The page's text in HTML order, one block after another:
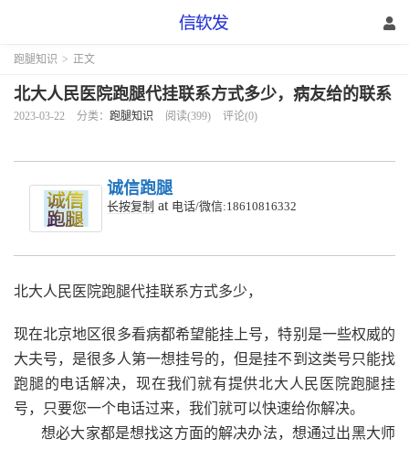
跑腿知识 > 正文
北大人民医院跑腿代挂联系方式多少，病友给的联系
2023-03-22 分类： 跑腿知识 阅读(399) 评论(0)
诚信跑腿
长按复制 at 电话/微信:18610816332
北大人民医院跑腿代挂联系方式多少，
现在北京地区很多看病都希望能挂上号，特别是一些权威的
大夫号，是很多人第一想挂号的，但是挂不到这类号只能找
跑腿的电话解决，现在我们就有提供北大人民医院跑腿挂
号，只要您一个电话过来，我们就可以快速给你解决。
想必大家都是想找这方面的解决办法，想通过出黑大师